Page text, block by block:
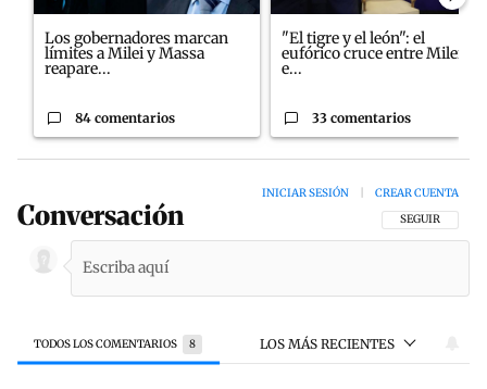
Los gobernadores marcan
límites a Milei y Massa
reapare...
84 comentarios
"El tigre y el león": el
eufórico cruce entre Milei y
e...
33 comentarios
Conversación SIGA ESTA
SEGUIR
INICIAR SESIÓN CREAR CUENTA
TODOS LOS COMENTARIOS 8 LOS MÁS RECIENTES
Todos los comentarios